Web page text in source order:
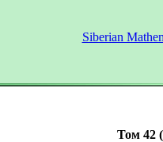
Siberian
Том 42